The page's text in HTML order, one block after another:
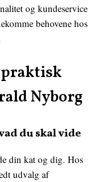
og kundeservice
behovene hos
Nyborg
du skal vide
din kat og dig. Hos
udvalg af